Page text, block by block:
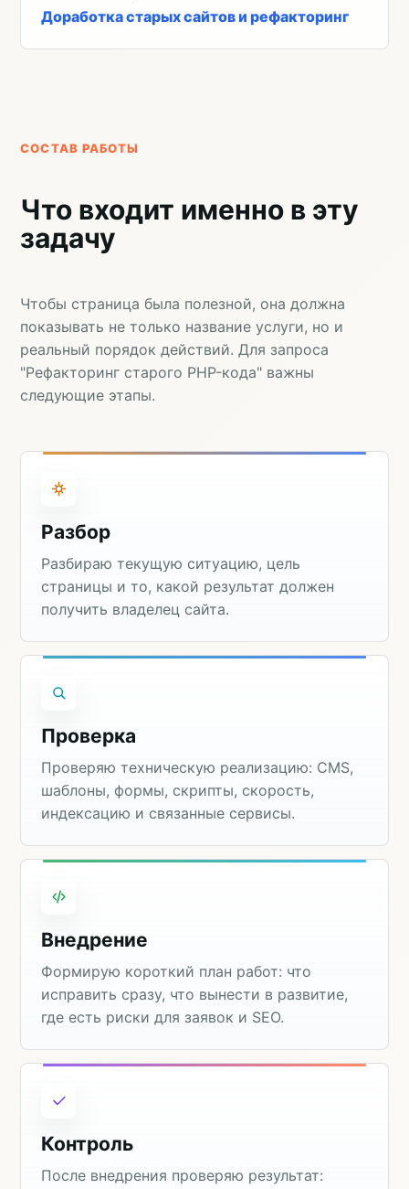
Доработка старых сайтов и рефакторинг
СОСТАВ РАБОТЫ
Что входит именно в эту
задачу
Чтобы страница была полезной, она должна
показывать не только название услуги, но и
реальный порядок действий. Для запроса
"Рефакторинг старого PHP-кода" важны
следующие этапы.
Разбор
Разбираю текущую ситуацию, цель
страницы и то, какой результат должен
получить владелец сайта.
Проверка
Проверяю техническую реализацию: CMS,
шаблоны, формы, скрипты, скорость,
индексацию и связанные сервисы.
Внедрение
Формирую короткий план работ: что
исправить сразу, что вынести в развитие,
где есть риски для заявок и SEO.
Контроль
После внедрения проверяю результат: